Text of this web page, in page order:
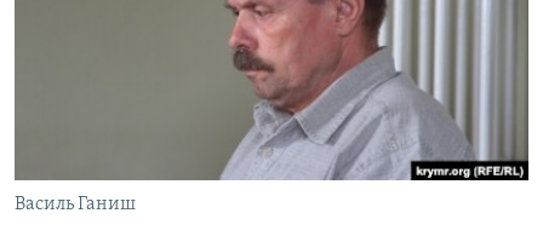
УКРАЇНСЬКА ПРОБЛЕМА КРИМУ
ІНФОГРАФІКА
ЯК ОБІЙТИ БЛОКУВАННЯ
ДОЛУЧАЙСЯ!
Василь Ганиш